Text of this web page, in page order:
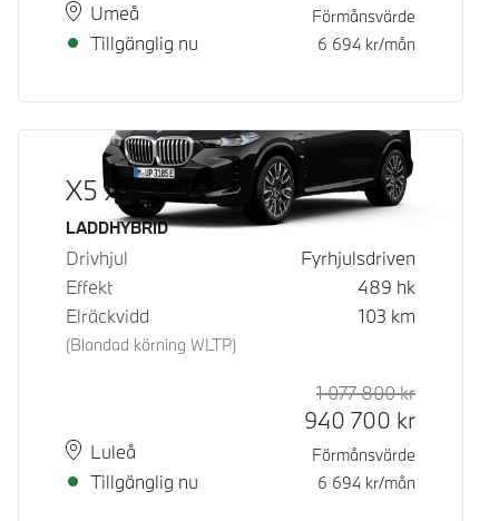
PlatsUmeå
Leveranstid
Tillgänglig nu
Förmånsvärde
6 694 kr/mån
X5 xDrive50e
Bränsle
LADDHYBRID
Drivhjul
Fyrhjulsdriven
Effekt
489 hk
Elräckvidd
(Blandad körning WLTP)
103 km
PlatsLuleå
Leveranstid
Tillgänglig nu
Rek. ord
1 077 800kr
940 700 kr
Förmånsvärde
6 694 kr/mån